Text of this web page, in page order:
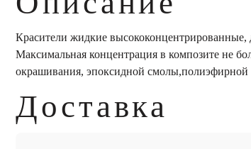
Красители жидкие высококонцентрированные,
Максимальная концентрация в композите не
окрашивания, эпоксидной
Доставка